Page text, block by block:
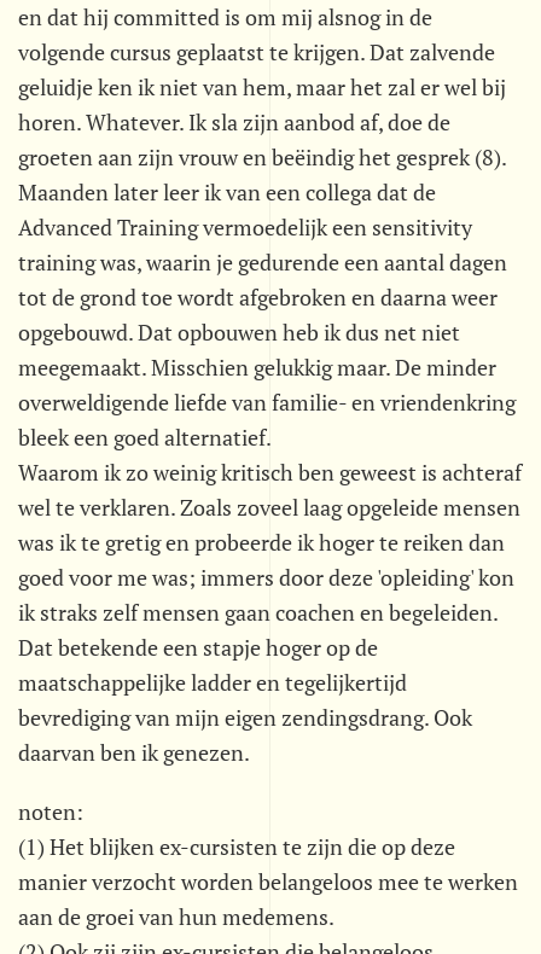
en dat hij committed is om mij alsnog in de
volgende cursus geplaatst te krijgen. Dat zalvende
geluidje ken ik niet van hem, maar het zal er wel bij
horen. Whatever. Ik sla zijn aanbod af, doe de
groeten aan zijn vrouw en beëindig het gesprek (8).
Maanden later leer ik van een collega dat de
Advanced Training vermoedelijk een sensitivity
training was, waarin je gedurende een aantal dagen
tot de grond toe wordt afgebroken en daarna weer
opgebouwd. Dat opbouwen heb ik dus net niet
meegemaakt. Misschien gelukkig maar. De minder
overweldigende liefde van familie- en vriendenkring
bleek een goed alternatief.
Waarom ik zo weinig kritisch ben geweest is achteraf
wel te verklaren. Zoals zoveel laag opgeleide mensen
was ik te gretig en probeerde ik hoger te reiken dan
goed voor me was; immers door deze 'opleiding' kon
ik straks zelf mensen gaan coachen en begeleiden.
Dat betekende een stapje hoger op de
maatschappelijke ladder en tegelijkertijd
bevrediging van mijn eigen zendingsdrang. Ook
daarvan ben ik genezen.
noten:
(1) Het blijken ex-cursisten te zijn die op deze
manier verzocht worden belangeloos mee te werken
aan de groei van hun medemens.